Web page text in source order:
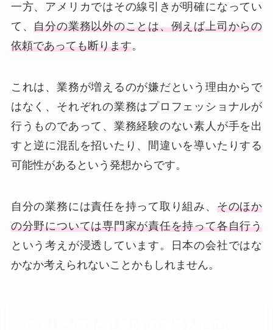
一方、アメリカではその線引きが明確になってい
て、自分の業務以外のことは、例えば上司からの
依頼であっても断ります。
これは、業務が増えるのが嫌だという理由からで
はなく、それぞれの業務はプロフェッショナルが
行うものであって、業務経験のない素人が手を出
すと逆に混乱を招いたり、間違いを導いたりする
可能性があるという発想からです。
自分の業務には責任を持って取り組み、 そのほか
の分野については専門家が責任を持って各自行う
という考えが浸透しています。日本の会社ではな
かなか考えられないことかもしれません。